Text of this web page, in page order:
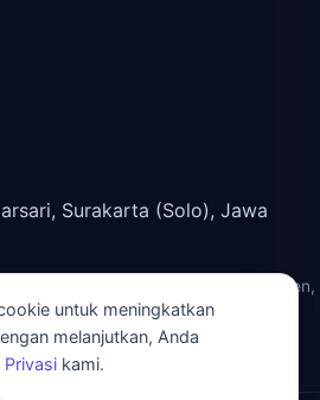
Surakarta (Solo), Jawa
Karanganyar, Boyolali, Klaten,
Jawa Tengahuntuk meningkatkan
melanjutkan, Anda
Privasi kami.